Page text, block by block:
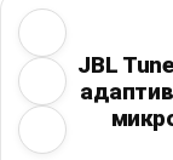
JBL